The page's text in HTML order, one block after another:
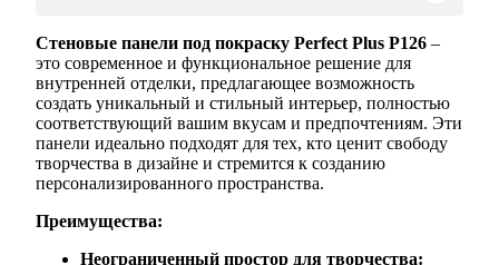
Стеновые панели под покраску Perfect Plus P126 –
это современное и функциональное решение для
внутренней отделки, предлагающее возможность
создать уникальный и стильный интерьер, полностью
соответствующий вашим вкусам и предпочтениям. Эти
панели идеально подходят для тех, кто ценит свободу
творчества в дизайне и стремится к созданию
персонализированного пространства.
Преимущества:
Неограниченный простор для творчества: